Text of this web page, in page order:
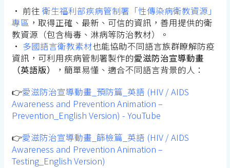
• 前往 衛生福利部疾病管制署「性傳染病衛教資源」
專區 ，取得正確、最新、可信的資訊，善用提供的衛
教資源（包含梅毒、淋病等防治教材）。
• 多國語言衛教素材也能協助不同語言族群瞭解防疫
資訊，可利用疾病管制署製作的愛滋防治宣導動畫
（英語版）
，簡單易懂、適合不同語言背景的人：
👉愛滋防治宣導動畫_預防篇_英語 (HIV / AIDS
Awareness and Prevention Animation –
Prevention_English Version) - YouTube
👉愛滋防治宣導動畫_篩檢篇_英語 (HIV / AIDS
Awareness and Prevention Animation –
Testing_English Version)